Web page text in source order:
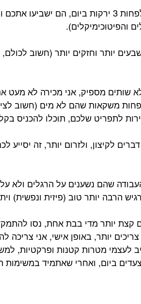
נסו לאכול לפחות 3 ירקות ביום, הם
והפיטוכימיקלים).
יותר וחזקים יותר (חשוב
שותים מספיק, אני מכירה לא מעט
משקאות שהם לא מים (חשוב
לתפריט שלכם, תוכלו להכניס
לקיצון, ולזרום יותר, זה יסייע
שהם נשענים על הרגלים ולא
הרבה יותר טוב (פיזית ונפשית)
יותר מדי בבת אחת, נסו
יותר, באופן אישי, אני צריכה
לעצמי מטרות קטנות ופרקטיות,
אחד נוסף ביום או ללכת עוד 1000 צעדים ביום, ואחרי